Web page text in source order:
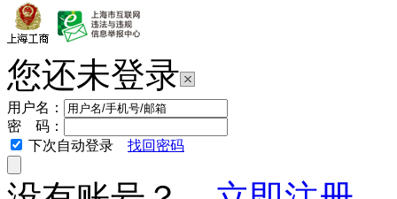
您还未登录
用户名：
密 码：
下次自动登录 找回密码